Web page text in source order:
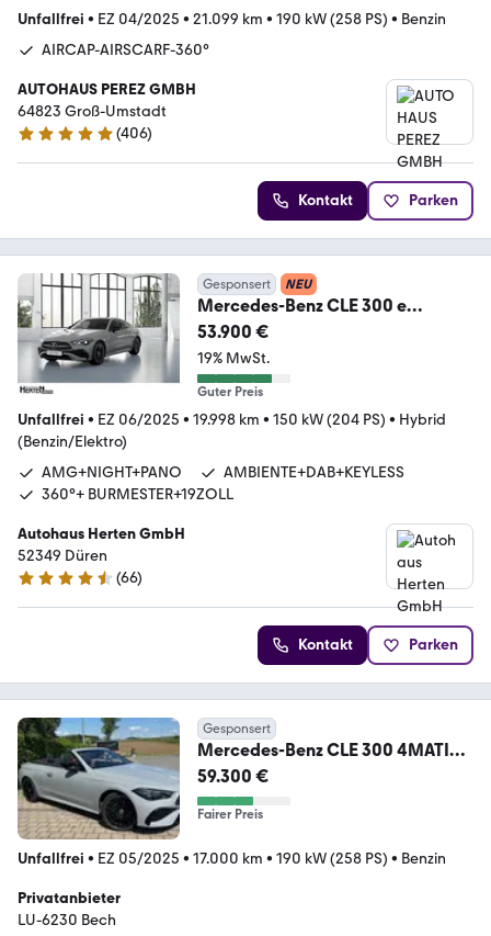
Unfallfrei • EZ 04/2025 • 21.099 km • 190 kW (258 PS) • Benzin
AIRCAP-AIRSCARF-360°
AUTOHAUS PEREZ GMBH
64823 Groß-Umstadt
5 Sterne
(406)
Kontakt Parken
Gesponsert NEU
Mercedes-Benz CLE 300 e
Coupe+AMG
PREMIUM+NIGHT+360°+HUD+19"
53.900 €
19% MwSt.
Guter Preis
Unfallfrei • EZ 06/2025 • 19.998 km • 150 kW (204 PS) • Hybrid
(Benzin/Elektro)
AMG+NIGHT+PANO
AMBIENTE+DAB+KEYLESS
360°+ BURMESTER+19ZOLL
Autohaus Herten GmbH
52349 Düren
4.7 Sterne
(66)
Kontakt Parken
Gesponsert
Mercedes-Benz CLE 300 4MATIC
Cabriolet AMG Line
59.300 €
Fairer Preis
Unfallfrei • EZ 05/2025 • 17.000 km • 190 kW (258 PS) • Benzin
Privatanbieter
LU-6230 Bech